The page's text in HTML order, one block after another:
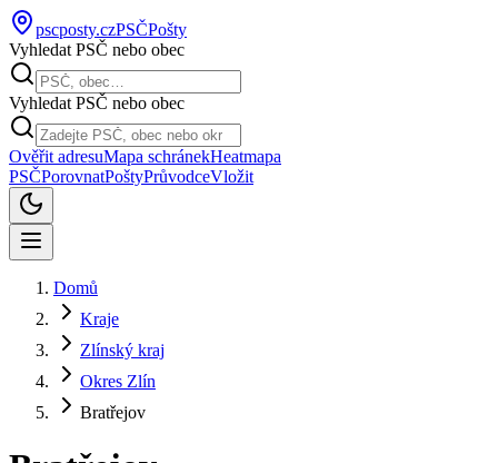
pscposty.czPSČPošty
Vyhledat PSČ nebo obec
Vyhledat PSČ nebo obec
Ověřit adresuMapa schránekHeatmapa
PSČPorovnatPoštyPrůvodceVložit
Domů
Kraje
Zlínský kraj
Okres Zlín
Bratřejov